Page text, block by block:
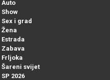
Auto
Show
Sex i grad
Žena
Estrada
Zabava
Frljoka
Šareni svijet
SP 2026